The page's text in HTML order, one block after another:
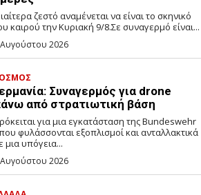
ζεστό αναμένεται να είναι το σκηνικό
καιρού την Κυριακή 9/8.Σε συναγερμό είναι...
2026
Συναγερμός για drone
από στρατιωτική βάση
για μια εγκατάσταση της Bundeswehr
φυλάσσονται εξοπλισμοί και ανταλλακτικά
μια υπόγεια...
2026